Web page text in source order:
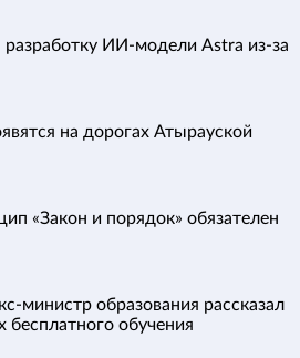
разработку ИИ-модели Astra из-за
на дорогах Атырауской
«Закон и порядок» обязателен
министр образования рассказал
бесплатного обучения